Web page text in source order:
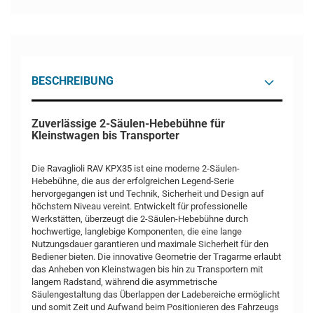
BESCHREIBUNG
Zuverlässige 2-Säulen-Hebebühne für
Kleinstwagen bis Transporter
Die Ravaglioli RAV KPX35 ist eine moderne 2-Säulen-
Hebebühne, die aus der erfolgreichen Legend-Serie
hervorgegangen ist und Technik, Sicherheit und Design auf
höchstem Niveau vereint. Entwickelt für professionelle
Werkstätten, überzeugt die 2-Säulen-Hebebühne durch
hochwertige, langlebige Komponenten, die eine lange
Nutzungsdauer garantieren und maximale Sicherheit für den
Bediener bieten. Die innovative Geometrie der Tragarme erlaubt
das Anheben von Kleinstwagen bis hin zu Transportern mit
langem Radstand, während die asymmetrische
Säulengestaltung das Überlappen der Ladebereiche ermöglicht
und somit Zeit und Aufwand beim Positionieren des Fahrzeugs